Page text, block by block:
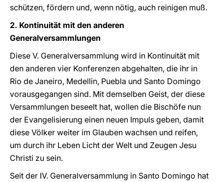
schützen, fördern und, wenn nötig, auch reinigen muß.
2. Kontinuität mit den anderen
Generalversammlungen
Diese V. Generalversammlung wird in Kontinuität mit
den anderen vier Konferenzen abgehalten, die ihr in
Rio de Janeiro, Medellin, Puebla und Santo Domingo
vorausgegangen sind. Mit demselben Geist, der diese
Versammlungen beseelt hat, wollen die Bischöfe nun
der Evangelisierung einen neuen Impuls geben, damit
diese Völker weiter im Glauben wachsen und reifen,
um durch ihr Leben Licht der Welt und Zeugen Jesu
Christi zu sein.
Seit der IV. Generalversammlung in Santo Domingo hat